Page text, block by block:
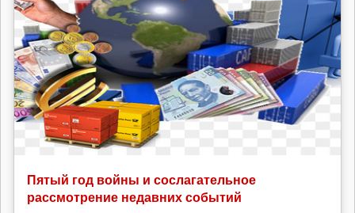
Пятый год войны и сослагательное
рассмотрение недавних событий